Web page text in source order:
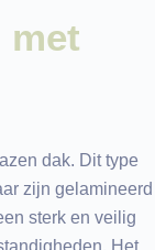
met
dak. Dit type
zijn gelamineerd
sterk en veilig
Het